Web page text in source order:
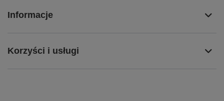
Informacje
Korzyści i usługi